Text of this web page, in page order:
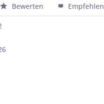
Bewerten Empfehlen